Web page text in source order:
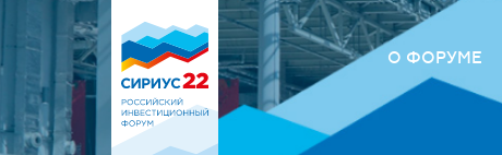
О ФОРУМЕ
О Форуме